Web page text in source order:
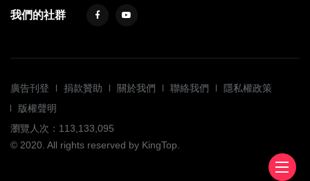
我們的社群
廣告刊登 捐款贊助 關於我們 聯絡我們
隱私權政策
版權聲明
瀏覽人次：113,133,095
© 2020. All rights reserved by KingTop.